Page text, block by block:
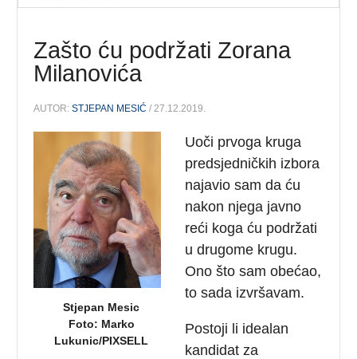
Zašto ću podržati Zorana
Milanovića
AUTOR:STJEPAN MESIĆ / 27.12.2019.
Stjepan Mesic
Foto: Marko
Lukunic/PIXSELL
Uoči prvoga kruga
predsjedničkih izbora
najavio sam da ću
nakon njega javno
reći koga ću podržati
u drugome krugu.
Ono što sam obećao,
to sada izvršavam.
Postoji li idealan
kandidat za